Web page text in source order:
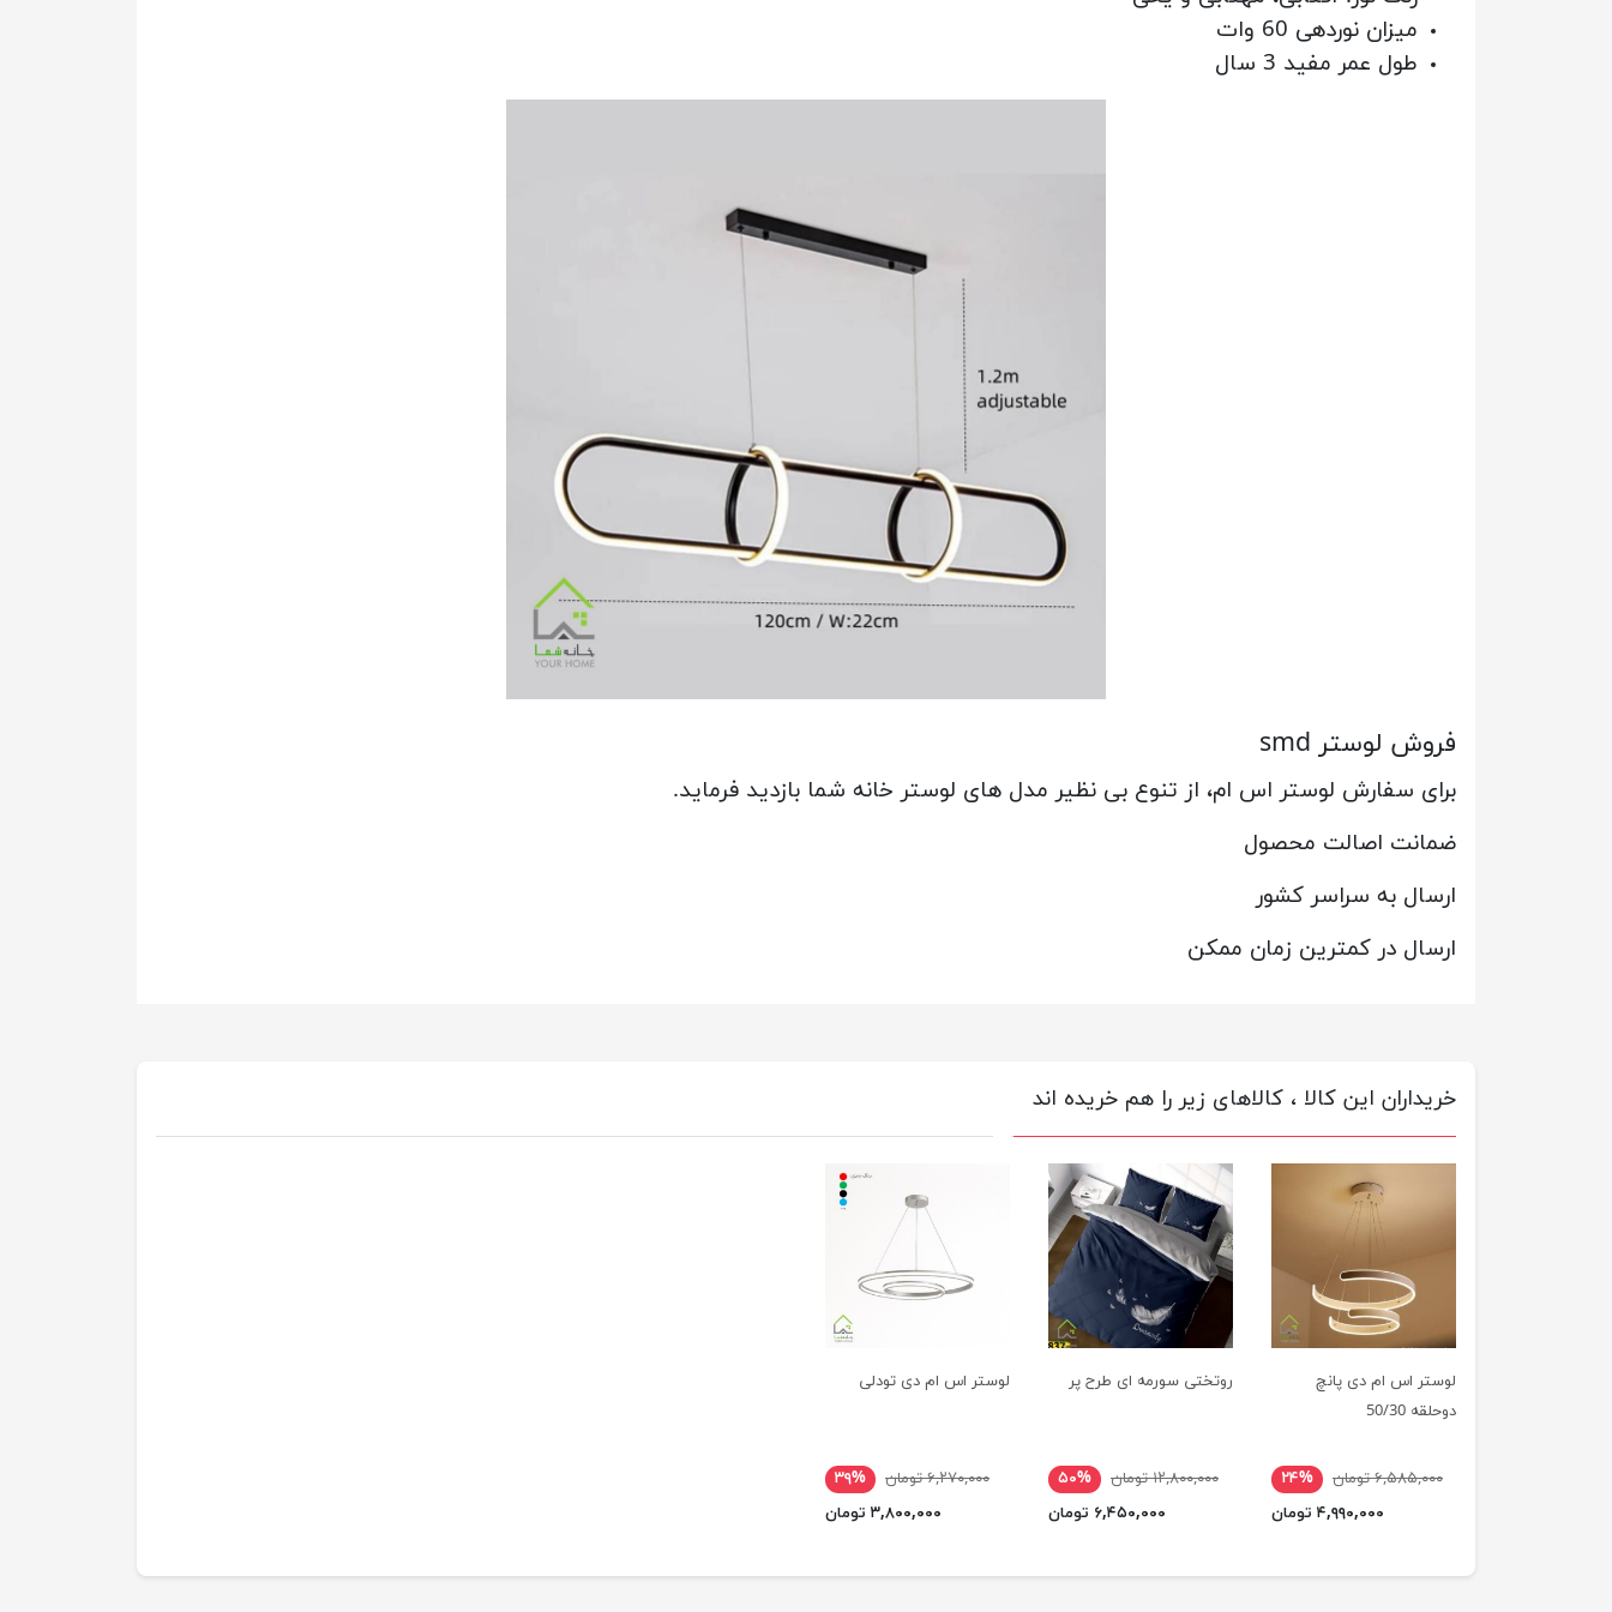
میزان نوردهی 60 وات
طول عمر مفید 3 سال
فروش لوستر smd
برای سفارش لوستر اس ام، از تنوع بی نظیر مدل های لوستر خانه شما بازدید فرماید.
ضمانت اصالت محصول
ارسال به سراسر کشور
ارسال در کمترین زمان ممکن
خریداران این کالا ، کالاهای زیر را هم خریده اند
لوستر اس ام دی پانچ
دوحلقه 50/30
۶,۵۸۵,۰۰۰ تومان
۲۴%
۴,۹۹۰,۰۰۰ تومان
روتختی سورمه ای طرح پر
۱۲,۸۰۰,۰۰۰ تومان
۵۰%
۶,۴۵۰,۰۰۰ تومان
لوستر اس ام دی تودلی
۶,۲۷۰,۰۰۰ تومان
۳۹%
۳,۸۰۰,۰۰۰ تومان